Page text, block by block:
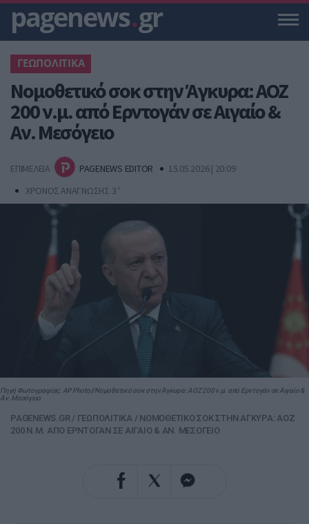
pagenews.gr
ΓΕΩΠΟΛΙΤΙΚΑ
Νομοθετικό σοκ στην Άγκυρα: ΑΟΖ
200 ν.μ. από Ερντογάν σε Αιγαίο &
Αν. Μεσόγειο
ΕΠΙΜΕΛΕΙΑ PAGENEWS EDITOR
15.05.2026 | 20:09
ΧΡΟΝΟΣ ΑΝΑΓΝΩΣΗΣ 3 '
Πηγή Φωτογραφίας: AP Photo//Νομοθετικό σοκ στην Άγκυρα: ΑΟΖ 200 ν.μ. από Ερντογάν σε Αιγαίο &
Αν. Μεσόγειο
PAGENEWS.GR/ ΓΕΩΠΟΛΙΤΙΚΑ/ ΝΟΜΟΘΕΤΙΚΟ ΣΟΚ ΣΤΗΝ ΑΓΚΥΡΑ: ΑΟΖ
200 Ν.Μ. ΑΠΟ ΕΡΝΤΟΓΑΝ ΣΕ ΑΙΓΑΙΟ & ΑΝ. ΜΕΣΟΓΕΙΟ